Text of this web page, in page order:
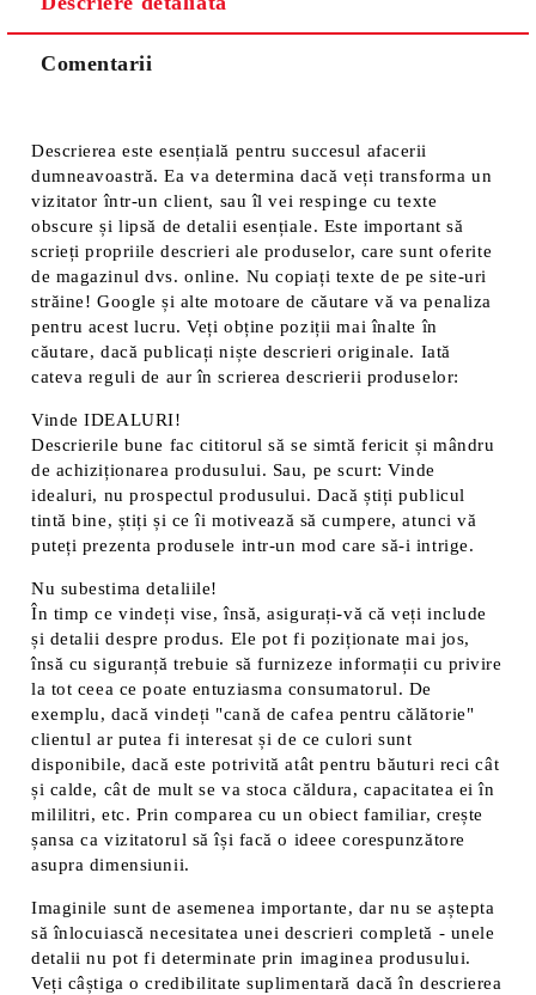
Comentarii
Descrierea este esențială pentru succesul afacerii
dumneavoastră. Ea va determina dacă veți transforma un
vizitator într-un client, sau îl vei respinge cu texte
obscure și lipsă de detalii esențiale. Este important să
scrieți propriile descrieri ale produselor, care sunt oferite
de magazinul dvs. online. Nu copiați texte de pe site-uri
străine! Google și alte motoare de căutare vă va penaliza
pentru acest lucru. Veți obține poziții mai înalte în
căutare, dacă publicați niște descrieri originale. Iată
cateva reguli de aur în scrierea descrierii produselor:
Vinde IDEALURI!
Descrierile bune fac cititorul să se simtă fericit și mândru
de achiziționarea produsului. Sau, pe scurt: Vinde
idealuri, nu prospectul produsului. Dacă știți publicul
tintă bine, știți și ce îi motivează să cumpere, atunci vă
puteți prezenta produsele intr-un mod care să-i intrige.
Nu subestima detaliile!
În timp ce vindeți vise, însă, asigurați-vă că veți include
și detalii despre produs. Ele pot fi poziționate mai jos,
însă cu siguranță trebuie să furnizeze informații cu privire
la tot ceea ce poate entuziasma consumatorul. De
exemplu, dacă vindeți "cană de cafea pentru călătorie"
clientul ar putea fi interesat și de ce culori sunt
disponibile, dacă este potrivită atât pentru băuturi reci cât
și calde, cât de mult se va stoca căldura, capacitatea ei în
mililitri, etc. Prin comparea cu un obiect familiar, crește
șansa ca vizitatorul să își facă o ideee corespunzătore
asupra dimensiunii.
Imaginile sunt de asemenea importante, dar nu se aștepta
să înlocuiască necesitatea unei descrieri completă - unele
detalii nu pot fi determinate prin imaginea produsului.
Veți câștiga o credibilitate suplimentară dacă în descrierea